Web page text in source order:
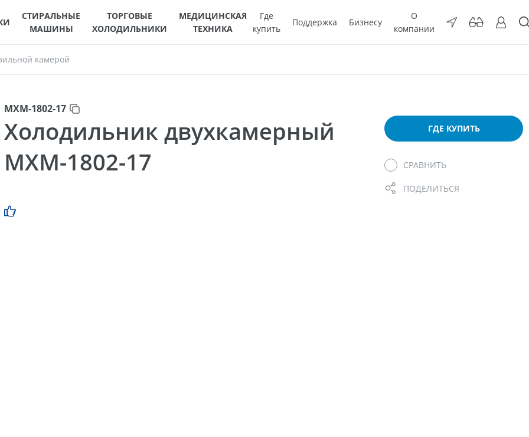
СТИРАЛЬНЫЕ
МАШИНЫ
ТОРГОВЫЕ
ХОЛОДИЛЬНИКИ
МЕДИЦИНСКАЯ
ТЕХНИКА
Где
купить
Поддержка Бизнесу
О
компании
камерой
МХМ-1802-17
Холодильник двухкамерный
МХМ-1802-17
ГДЕ КУПИТЬ
СРАВНИТЬ
ПОДЕЛИТЬСЯ